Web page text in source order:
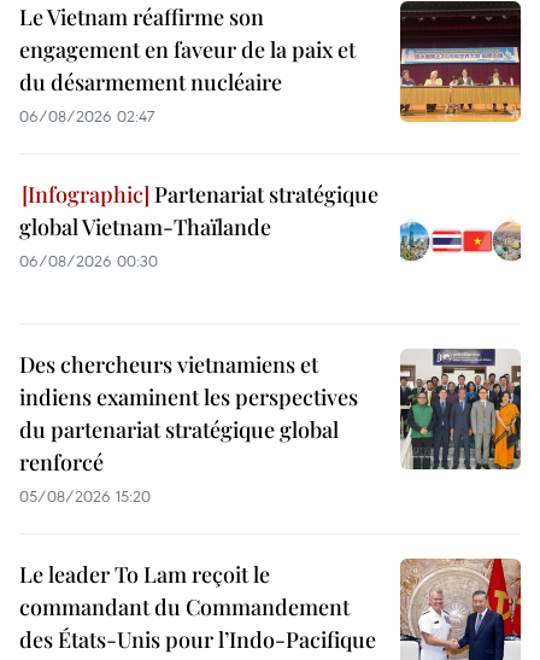
Le Vietnam réaffirme son
engagement en faveur de la paix et
du désarmement nucléaire
06/08/2026 02:47
Partenariat stratégique
global Vietnam-Thaïlande
06/08/2026 00:30
Des chercheurs vietnamiens et
indiens examinent les perspectives
du partenariat stratégique global
renforcé
05/08/2026 15:20
Le leader To Lam reçoit le
commandant du Commandement
des États-Unis pour l’Indo-Pacifique